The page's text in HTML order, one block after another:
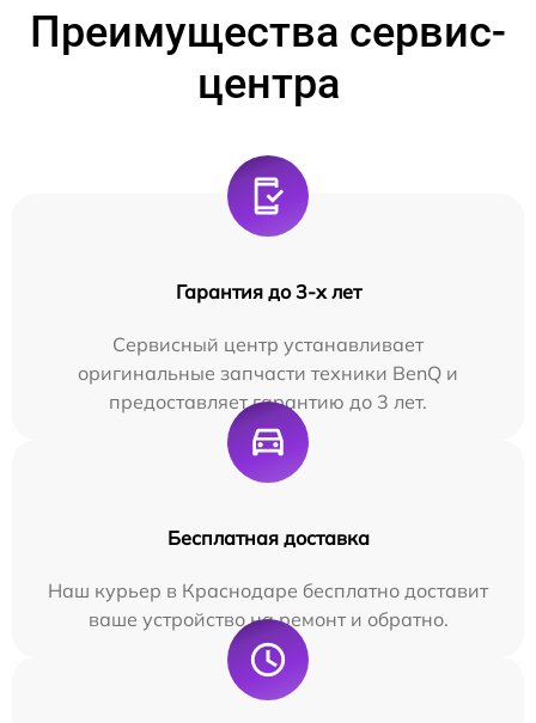
Преимущества сервис-
центра
Гарантия до 3-х лет
Сервисный центр устанавливает
оригинальные запчасти техники BenQ и
предоставляет гарантию до 3 лет.
Бесплатная доставка
Наш курьер в Краснодаре бесплатно доставит
ваше устройство на ремонт и обратно.